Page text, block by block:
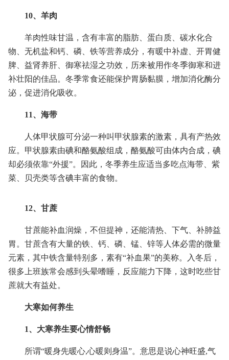
10、羊肉
羊肉性味甘温，含有丰富的脂肪、蛋白质、碳水化合
物、无机盐和钙、磷、铁等营养成分，有暖中补虚、开胃健
脾、益肾养肝、御寒祛湿之功效，历来被用作冬季御寒和进
补壮阳的佳品。冬季常食还能保护胃肠黏膜，增加消化酶分
泌，促进消化吸收。
11、海带
人体甲状腺可分泌一种叫甲状腺素的激素，具有产热效
应。甲状腺素由碘和酪氨酸组成，酪氨酸可由体内合成，碘
却必须依靠“外援”。因此，冬季养生应适当多吃点海带、紫
菜、贝壳类等含碘丰富的食物。
12、甘蔗
甘蔗能补血润燥，不但提神，还能清热、下气、补肺益
胃。甘蔗含有大量的铁、钙、磷、锰、锌等人体必需的微量
元素，其中铁含量特别多，素有“补血果”的美称。入冬后，
很多上班族常会感到头晕嗜睡，反应能力下降，这时吃些甘
蔗就大有益处。
大寒如何养生
1、大寒养生要心情舒畅
所谓“暖身先暖心,心暖则身温”。意思是说心神旺盛,气